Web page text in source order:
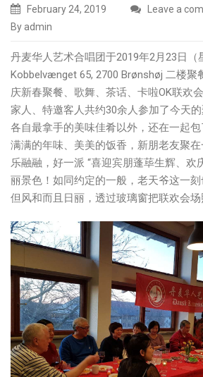
February 24, 2019
Leave a
By admin
丹麦华人艺术合唱团于2019年2月23日（
Kobbelvænget 65, 2700 Brønshøj 二楼聚
庆新春聚餐、歌舞、茶话、卡啦OK联欢
家人、特邀客人共约30余人参加了今天
各自最拿手的美味佳肴以外，还在一起包
满满的年味、美美的饭香，新朋老友聚
乐融融，好一派 “喜迎宾朋蓬荜生辉、欢
丽景色！如同约定的一般，老天爷这一
但风和而且日丽，透过玻璃窗把联欢会场